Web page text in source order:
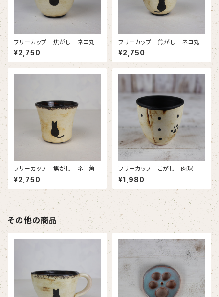
フリーカップ 焦がし ネコ丸
¥2,750
フリーカップ 焦がし ネコ丸
¥2,750
フリーカップ 焦がし ネコ角
¥2,750
フリーカップ こがし 肉球
¥1,980
その他の商品